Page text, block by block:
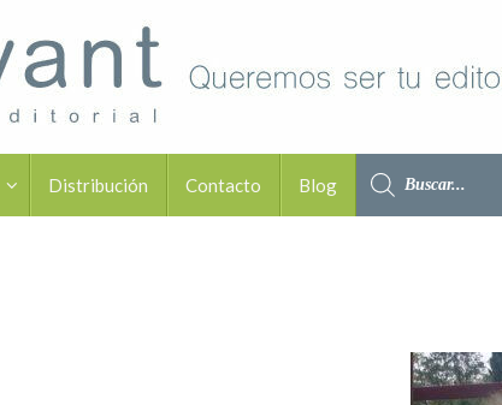
Distribución Contacto Blog